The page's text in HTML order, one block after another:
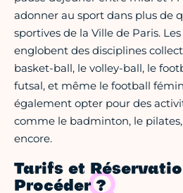
adonner au sport dans plus de
sportives de la Ville de Paris.
englobent des disciplines
basket-ball, le volley-ball, le
futsal, et même le football
également opter pour des
comme le badminton, le
encore.
Tarifs et
Procéder ?